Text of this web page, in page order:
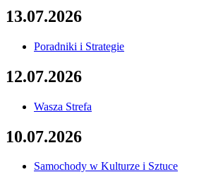
13.07.2026
Poradniki i Strategie
12.07.2026
Wasza Strefa
10.07.2026
Samochody w Kulturze i Sztuce